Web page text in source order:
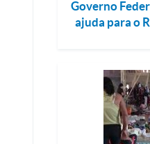
Governo
ajuda para o